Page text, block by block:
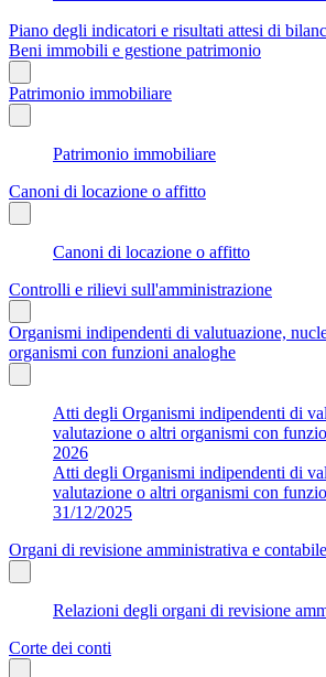
Piano degli indicatori e risultati attesi di
Beni immobili e gestione patrimonio
Patrimonio immobiliare
Patrimonio immobiliare
Canoni di locazione o affitto
Canoni di locazione o affitto
Controlli e rilievi sull'amministrazione
Organismi indipendenti di valutuazione,
organismi con funzioni analoghe
Atti degli Organismi indipendenti di
valutazione o altri organismi con
2026
Atti degli Organismi indipendenti di
valutazione o altri organismi con
31/12/2025
Organi di revisione amministrativa e contabile
Relazioni degli organi di revisione
Corte dei conti